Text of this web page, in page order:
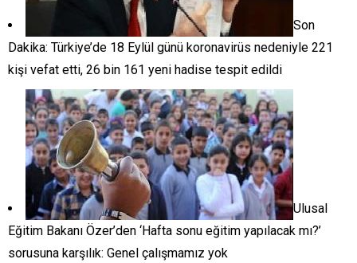
Son
Dakika: Türkiye’de 18 Eylül günü koronavirüs nedeniyle 221
kişi vefat etti, 26 bin 161 yeni hadise tespit edildi
Ulusal
Eğitim Bakanı Özer’den ‘Hafta sonu eğitim yapılacak mı?’
sorusuna karşılık: Genel çalışmamız yok